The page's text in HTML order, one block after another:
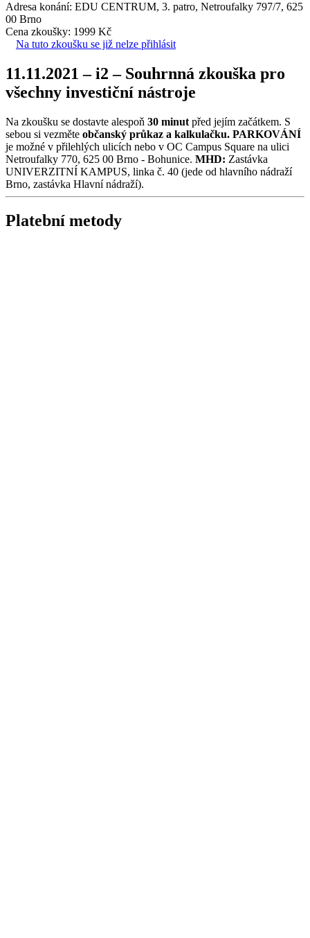
Adresa konání: EDU CENTRUM, 3. patro, Netroufalky 797/7, 625
00 Brno
Cena zkoušky: 1999 Kč
Na tuto zkoušku se již nelze přihlásit
11.11.2021 – i2 – Souhrnná zkouška pro
všechny investiční nástroje
Na zkoušku se dostavte alespoň 30 minut před jejím začátkem. S
sebou si vezměte občanský průkaz a kalkulačku. PARKOVÁNÍ
je možné v přilehlých ulicích nebo v OC Campus Square na ulici
Netroufalky 770, 625 00 Brno - Bohunice. MHD: Zastávka
UNIVERZITNÍ KAMPUS, linka č. 40 (jede od hlavního nádraží
Brno, zastávka Hlavní nádraží).
Platební metody